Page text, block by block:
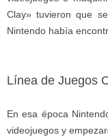
Clay» tuvieron que
Nintendo había
Línea de Juegos
En esa época
videojuegos y